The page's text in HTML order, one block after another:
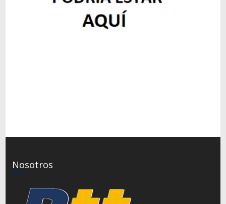
Nosotros